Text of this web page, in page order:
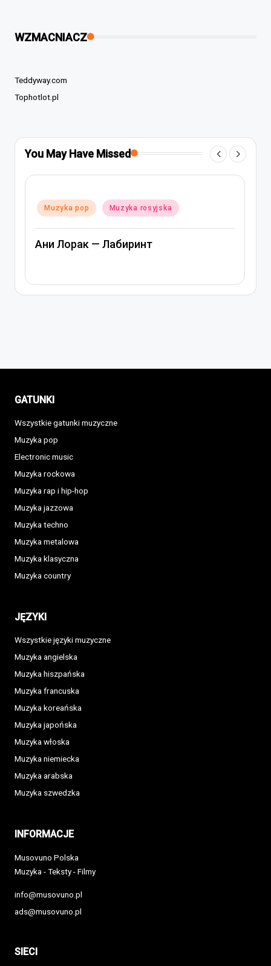
WZMACNIACZ
Teddyway.com
Tophotlot.pl
You May Have Missed
in
Muzyka pop Muzyka rap i hip-hop
Muzyka rosyjska
Артем Качер Ани Лорак – Материк
GATUNKI
Wszystkie gatunki muzyczne
Muzyka pop
Electronic music
Muzyka rockowa
Muzyka rap i hip-hop
Muzyka jazzowa
Muzyka techno
Muzyka metalowa
Muzyka klasyczna
Muzyka country
JĘZYKI
Wszystkie języki muzyczne
Muzyka angielska
Muzyka hiszpańska
Muzyka francuska
Muzyka koreańska
Muzyka japońska
Muzyka włoska
Muzyka niemiecka
Muzyka arabska
Muzyka szwedzka
INFORMACJE
Musovuno Polska
Muzyka - Teksty - Filmy
info@musovuno.pl
ads@musovuno.pl
SIECI